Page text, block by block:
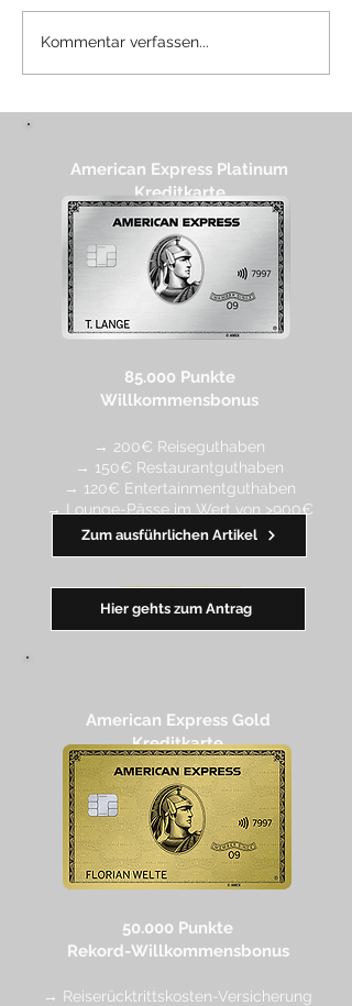
Review: Numo Ierapetra
Beach Resort Crete,
Hilton
Kommentar verfassen...
American Express Platinum
Kreditkarte
85.000 Punkte
Willkommensbonus
→ 200€ Reiseguthaben
→ 150€ Restaurantguthaben
→ 120€ Entertainmentguthaben
→ Lounge-Pässe im Wert von >900€
━━━━━━━
Zum ausführlichen Artikel
Hier gehts zum Antrag
American Express Gold
Kreditkarte
50.000 Punkte
Rekord-Willkommensbonus
→ Reiserücktrittskosten-Versicherung